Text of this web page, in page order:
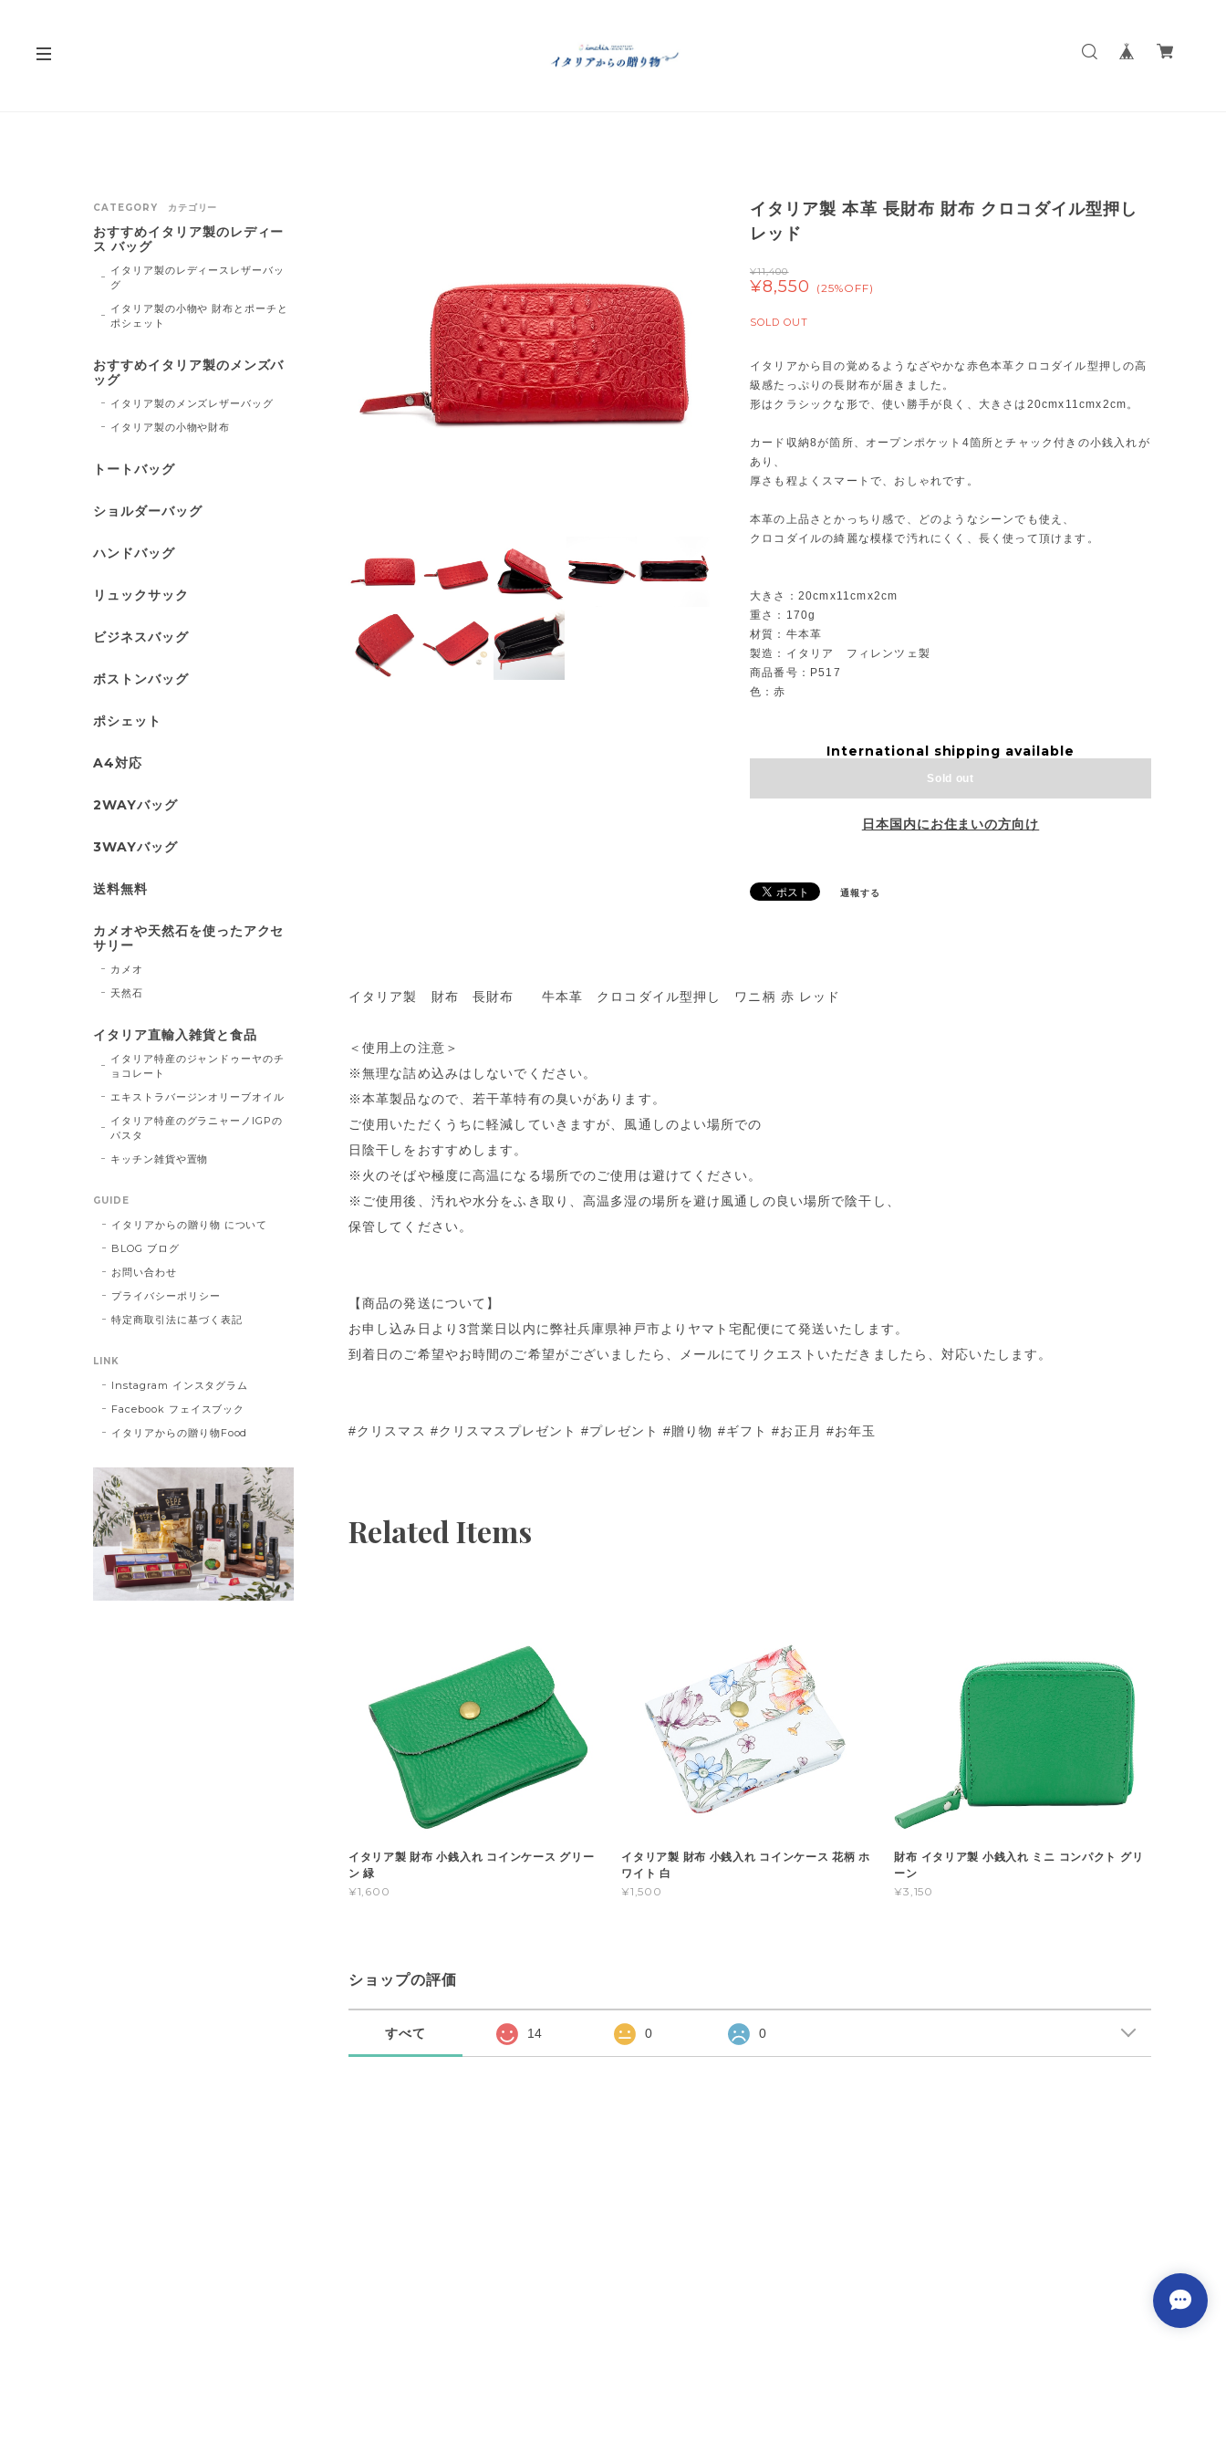
イタリア製 本革 長財布 財布 クロコダイル型押し
レッド
¥11,400
¥8,550 (25%OFF)
SOLD OUT
イタリアから目の覚めるようなざやかな赤色本革クロコダイル型押しの高
級感たっぷりの長財布が届きました。
形はクラシックな形で、使い勝手が良く、大きさは20cmx11cmx2cm。
カード収納8が箇所、オープンポケット4箇所とチャック付きの小銭入れが
あり、
厚さも程よくスマートで、おしゃれです。
本革の上品さとかっちり感で、どのようなシーンでも使え、
クロコダイルの綺麗な模様で汚れにくく、長く使って頂けます。
大きさ：20cmx11cmx2cm
重さ：170g
材質：牛本革
製造：イタリア フィレンツェ製
商品番号：P517
色：赤
International shipping available
Sold out
日本国内にお住まいの方向け
通報する
イタリア製 財布 長財布 牛本革 クロコダイル型押し ワニ柄 赤 レッド
＜使用上の注意＞
※無理な詰め込みはしないでください。
※本革製品なので、若干革特有の臭いがあります。
ご使用いただくうちに軽減していきますが、風通しのよい場所での
日陰干しをおすすめします。
※火のそばや極度に高温になる場所でのご使用は避けてください。
※ご使用後、汚れや水分をふき取り、高温多湿の場所を避け風通しの良い場所で陰干し、
保管してください。
【商品の発送について】
お申し込み日より3営業日以内に弊社兵庫県神戸市よりヤマト宅配便にて発送いたします。
到着日のご希望やお時間のご希望がございましたら、メールにてリクエストいただきましたら、対応いたします。
#クリスマス #クリスマスプレゼント #プレゼント #贈り物 #ギフト #お正月 #お年玉
Related Items
イタリア製 財布 小銭入れ コインケース グリー
ン 緑
¥1,600
イタリア製 財布 小銭入れ コインケース 花柄 ホ
ワイト 白
¥1,500
財布 イタリア製 小銭入れ ミニ コンパクト グリ
ーン
¥3,150
ショップの評価
すべて 14 0 0
CATEGORY カテゴリー
おすすめイタリア製のレディー
ス バッグ
イタリア製のレディースレザーバッ
グ
イタリア製の小物や 財布とポーチと
ポシェット
おすすめイタリア製のメンズバ
ッグ
イタリア製のメンズレザーバッグ
イタリア製の小物や財布
トートバッグ
ショルダーバッグ
ハンドバッグ
リュックサック
ビジネスバッグ
ボストンバッグ
ポシェット
A4対応
2WAYバッグ
3WAYバッグ
送料無料
カメオや天然石を使ったアクセ
サリー
カメオ
天然石
イタリア直輸入雑貨と食品
イタリア特産のジャンドゥーヤのチ
ョコレート
エキストラバージンオリーブオイル
イタリア特産のグラニャーノIGPの
パスタ
キッチン雑貨や置物
GUIDE
イタリアからの贈り物 について
BLOG ブログ
お問い合わせ
プライバシーポリシー
特定商取引法に基づく表記
LINK
Instagram インスタグラム
Facebook フェイスブック
イタリアからの贈り物Food